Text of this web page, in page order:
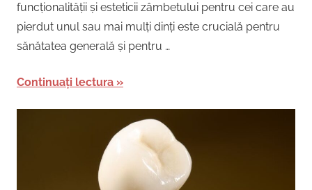
funcționalității și esteticii zâmbetului pentru cei care au
pierdut unul sau mai mulți dinți este crucială pentru
sănătatea generală și pentru …
Continuați lectura